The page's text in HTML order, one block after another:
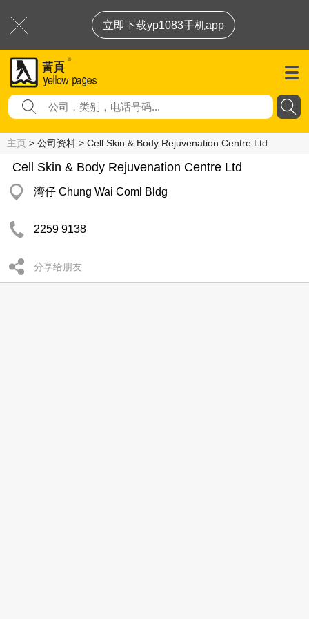
立即下载yp1083手机app
主页 > 公司资料 > Cell Skin & Body Rejuvenation Centre Ltd
Cell Skin & Body Rejuvenation Centre Ltd
湾仔 Chung Wai Coml Bldg
2259 9138
分享给朋友